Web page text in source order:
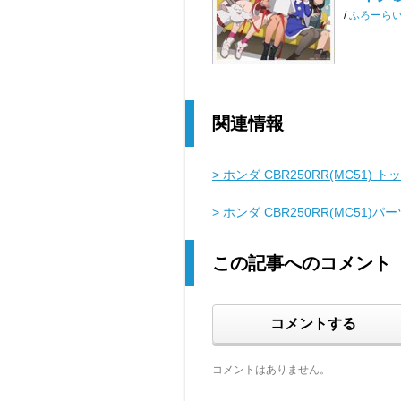
/ふろーらい
関連情報
> ホンダ CBR250RR(MC51) ト
> ホンダ CBR250RR(MC51)パー
この記事へのコメント
コメントする
コメントはありません。